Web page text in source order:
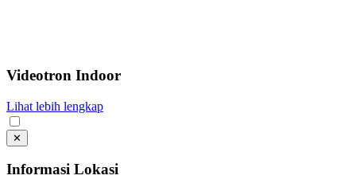
Videotron Indoor
Lihat lebih lengkap
✕
Informasi Lokasi